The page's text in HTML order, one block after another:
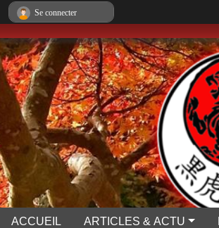
ACCUEIL ARTICLES & ACTU
Se connecter
Panneau de gestion des cookies